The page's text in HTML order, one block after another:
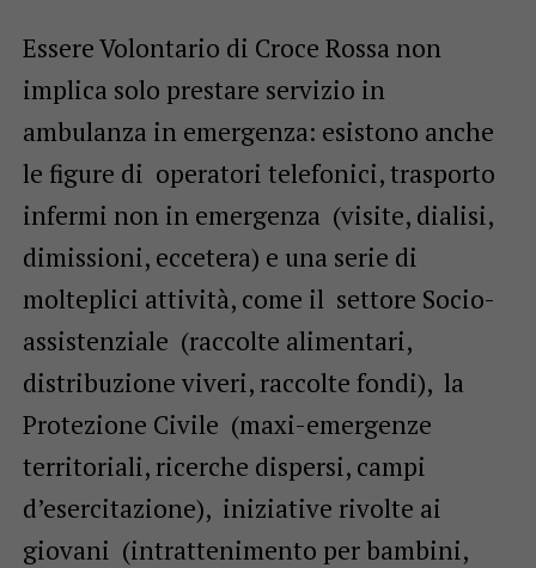
Essere Volontario di Croce Rossa non
implica solo prestare servizio in
ambulanza in emergenza: esistono anche
le figure di operatori telefonici, trasporto
infermi non in emergenza (visite, dialisi,
dimissioni, eccetera) e una serie di
molteplici attività, come il settore Socio-
assistenziale (raccolte alimentari,
distribuzione viveri, raccolte fondi), la
Protezione Civile (maxi-emergenze
territoriali, ricerche dispersi, campi
d’esercitazione), iniziative rivolte ai
giovani (intrattenimento per bambini,